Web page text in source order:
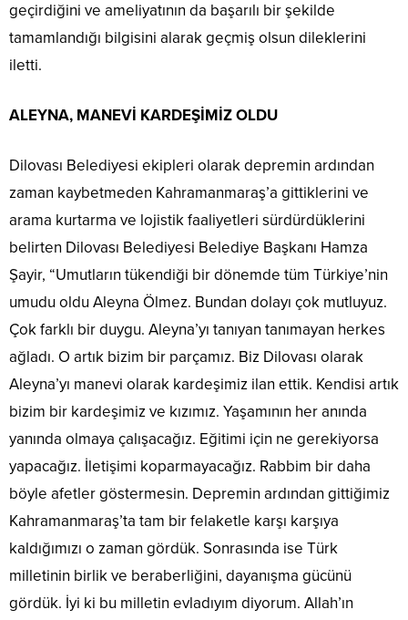
geçirdiğini ve ameliyatının da başarılı bir şekilde
tamamlandığı bilgisini alarak geçmiş olsun dileklerini
iletti.
ALEYNA, MANEVİ KARDEŞİMİZ OLDU
Dilovası Belediyesi ekipleri olarak depremin ardından
zaman kaybetmeden Kahramanmaraş’a gittiklerini ve
arama kurtarma ve lojistik faaliyetleri sürdürdüklerini
belirten Dilovası Belediyesi Belediye Başkanı Hamza
Şayir, “Umutların tükendiği bir dönemde tüm Türkiye’nin
umudu oldu Aleyna Ölmez. Bundan dolayı çok mutluyuz.
Çok farklı bir duygu. Aleyna’yı tanıyan tanımayan herkes
ağladı. O artık bizim bir parçamız. Biz Dilovası olarak
Aleyna’yı manevi olarak kardeşimiz ilan ettik. Kendisi artık
bizim bir kardeşimiz ve kızımız. Yaşamının her anında
yanında olmaya çalışacağız. Eğitimi için ne gerekiyorsa
yapacağız. İletişimi koparmayacağız. Rabbim bir daha
böyle afetler göstermesin. Depremin ardından gittiğimiz
Kahramanmaraş’ta tam bir felaketle karşı karşıya
kaldığımızı o zaman gördük. Sonrasında ise Türk
milletinin birlik ve beraberliğini, dayanışma gücünü
gördük. İyi ki bu milletin evladıyım diyorum. Allah’ın